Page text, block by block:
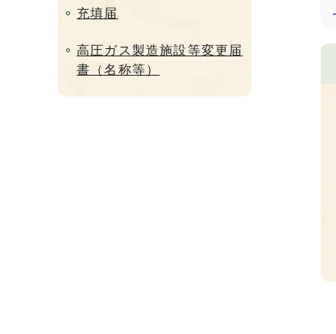
充填届
高圧ガス製造施設等変更届
書（名称等）